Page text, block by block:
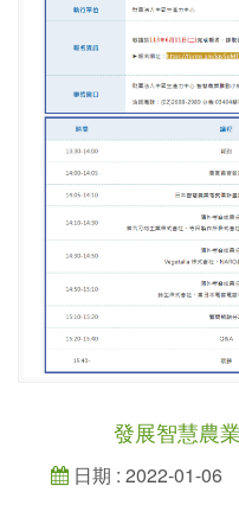
發展智慧農
日期 : 2022-01-06